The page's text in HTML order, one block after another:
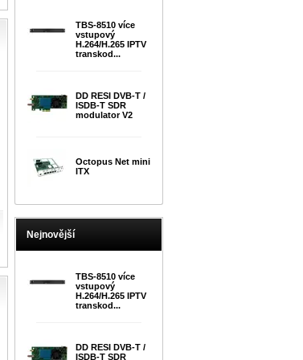
TBS-8510 více
vstupový
H.264/H.265 IPTV
transkod...
DD RESI DVB-T /
ISDB-T SDR
modulator V2
Octopus Net mini
ITX
Nejnovější
TBS-8510 více
vstupový
H.264/H.265 IPTV
transkod...
DD RESI DVB-T /
ISDB-T SDR